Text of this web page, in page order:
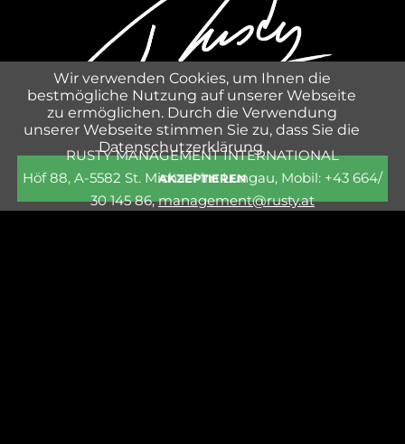
RUSTY MANAGEMENT INTERNATIONAL
Höf 88, A-5582 St. Michael im Lungau, Mobil: +43 664/
30 145 86,management@rusty.at
Wir verwenden Cookies, um Ihnen die
bestmögliche Nutzung auf unserer Webseite
zu ermöglichen. Durch die Verwendung
unserer Webseite stimmen Sie zu, dass Sie die
Datenschutzerklärung
AKZEPTIEREN